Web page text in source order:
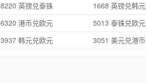
8220 英镑兑泰铢
1668 英镑兑韩元
6320 港币兑欧元
5013 泰铢兑欧元
3937 韩元兑欧元 3051 美元兑港币